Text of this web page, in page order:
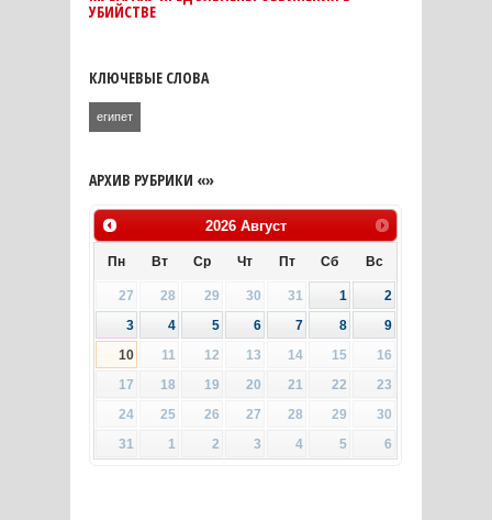
УБИЙСТВЕ
КЛЮЧЕВЫЕ СЛОВА
египет
АРХИВ РУБРИКИ «»
2026 Август
Пн Вт Ср Чт Пт Сб Вс
27 28 29 30 31 1
2
3
4 5 6 7 8
9
10
11 12 13 14 15
16
17
18 19 20 21 22
23
24
25 26 27 28 29
30
31
1 2 3 4 5 6